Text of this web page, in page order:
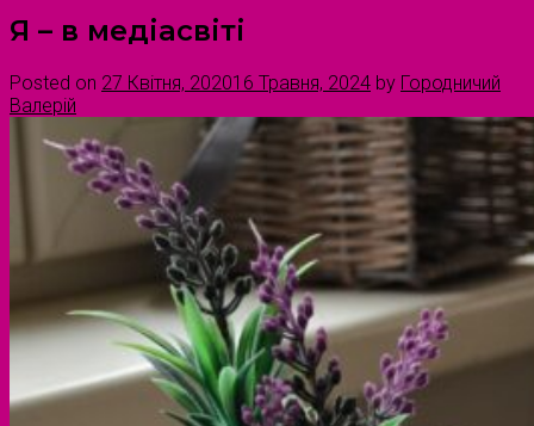
Я – в медіасвіті
Posted on 27 Квітня, 202016 Травня, 2024 by Городничий
Валерій